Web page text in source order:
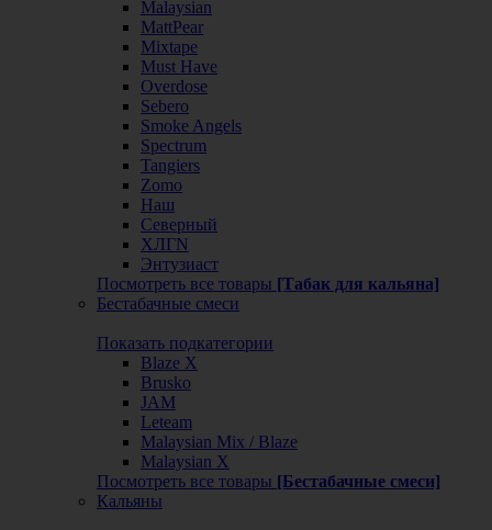
Malaysian
MattPear
Mixtape
Must Have
Overdose
Sebero
Smoke Angels
Spectrum
Tangiers
Zomo
Наш
Северный
ХЛГN
Энтузиаст
Посмотреть все товары [Табак для кальяна]
Бестабачные смеси
Показать подкатегории
Blaze X
Brusko
JAM
Leteam
Malaysian Mix / Blaze
Malaysian X
Посмотреть все товары [Бестабачные смеси]
Кальяны